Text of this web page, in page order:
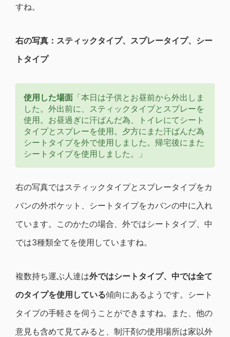
すね。
右の写真：スティックタイプ、スプレータイプ、シー
トタイプ
使用した場面 「本日は子供とお昼前から外出しま
した。外出前に、スティックタイプとスプレーを
使用。お昼過ぎに汗ばんだ為、トイレにてシート
タイプとスプレーを使用。夕方にまた汗ばんだ為
シートタイプを外で使用しました。帰宅後にまた
シートタイプを使用しました。」
右の写真ではスティックタイプとスプレータイプをカ
バンの外ポケット、シートタイプをカバンの中に入れ
ています。このかたの場合、外ではシートタイプ、中
では3種類全てを使用していますね。
複数持ち運ぶ人達は外ではシートタイプ、中では全て
のタイプを使用している傾向にあるようです。シート
タイプの手軽さを伺うことができますね。また、他の
意見も含めて見てみると、制汗剤の使用場所は家以外